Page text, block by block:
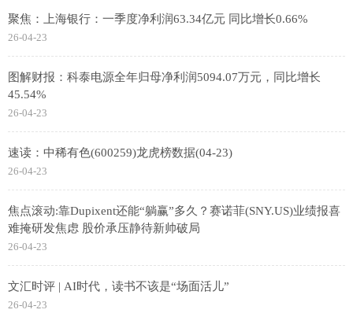
聚焦：上海银行：一季度净利润63.34亿元 同比增长0.66%
26-04-23
图解财报：科泰电源全年归母净利润5094.07万元，同比增长
45.54%
26-04-23
速读：中稀有色(600259)龙虎榜数据(04-23)
26-04-23
焦点滚动:靠Dupixent还能“躺赢”多久？赛诺菲(SNY.US)业绩报喜
难掩研发焦虑 股价承压静待新帅破局
26-04-23
文汇时评 | AI时代，读书不该是“场面活儿”
26-04-23